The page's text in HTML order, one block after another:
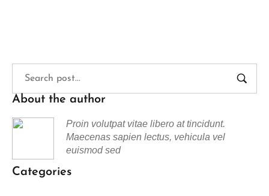
About the author
Proin volutpat vitae libero at tincidunt.
Maecenas sapien lectus, vehicula vel
euismod sed
Categories